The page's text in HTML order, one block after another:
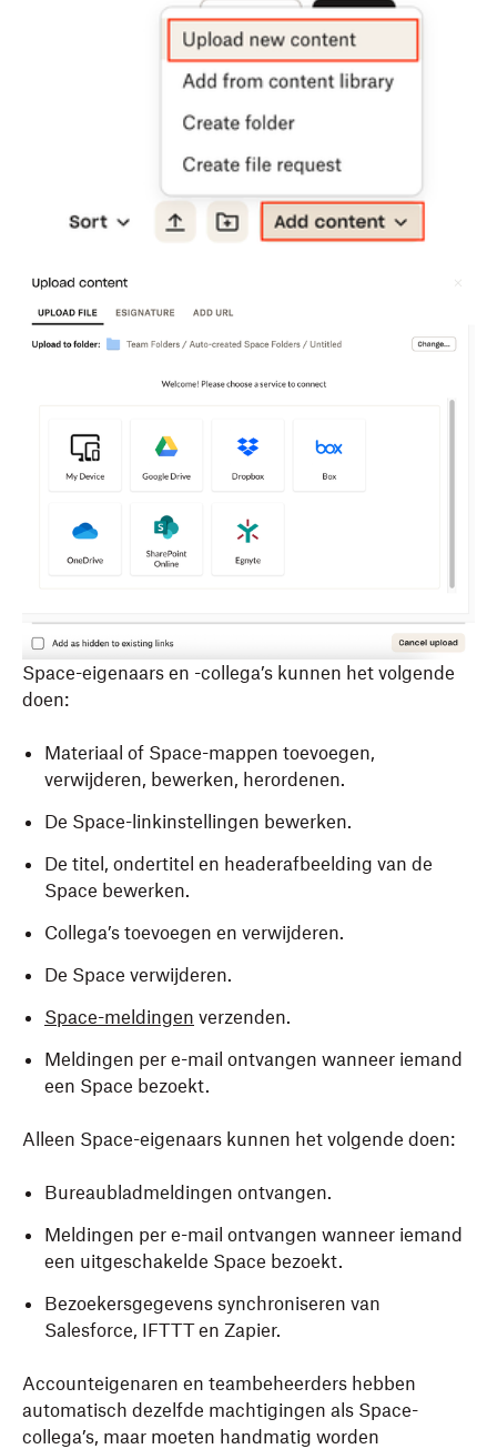
Space-eigenaars en -collega’s kunnen het volgende
doen:
Materiaal of Space-mappen toevoegen,
verwijderen, bewerken, herordenen.
De Space-linkinstellingen bewerken.
De titel, ondertitel en headerafbeelding van de
Space bewerken.
Collega’s toevoegen en verwijderen.
De Space verwijderen.
Space-meldingen verzenden.
Meldingen per e-mail ontvangen wanneer iemand
een Space bezoekt.
Alleen Space-eigenaars kunnen het volgende doen:
Bureaubladmeldingen ontvangen.
Meldingen per e-mail ontvangen wanneer iemand
een uitgeschakelde Space bezoekt.
Bezoekersgegevens synchroniseren van
Salesforce, IFTTT en Zapier.
Accounteigenaren en teambeheerders hebben
automatisch dezelfde machtigingen als Space-
collega’s, maar moeten handmatig worden